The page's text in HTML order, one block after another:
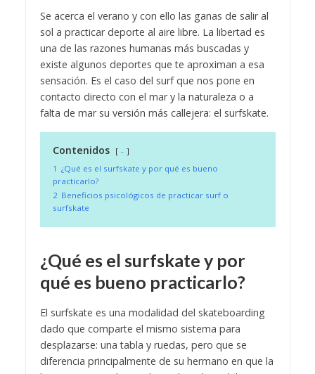
Se acerca el verano y con ello las ganas de salir al
sol a practicar deporte al aire libre. La libertad es
una de las razones humanas más buscadas y
existe algunos deportes que te aproximan a esa
sensación. Es el caso del surf que nos pone en
contacto directo con el mar y la naturaleza o a
falta de mar su versión más callejera: el surfskate.
Contenidos
-
1 ¿Qué es el surfskate y por qué es bueno
practicarlo?
2 Beneficios psicológicos de practicar surf o
surfskate
¿Qué es el surfskate y por
qué es bueno practicarlo?
El surfskate es una modalidad del skateboarding
dado que comparte el mismo sistema para
desplazarse: una tabla y ruedas, pero que se
diferencia principalmente de su hermano en que la